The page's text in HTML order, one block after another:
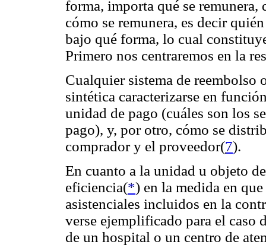
forma, importa qué se remunera,
cómo se remunera, es decir
bajo qué forma, lo cual
Primero nos centraremos en la
Cualquier sistema de reembolso
sintética caracterizarse en
unidad de pago (cuáles son los
pago), y, por otro, cómo se
comprador y el proveedor(7).
En cuanto a la unidad u objeto
eficiencia(*) en la medida en
asistenciales incluidos en la
verse ejemplificado para el caso
de un hospital o un centro de